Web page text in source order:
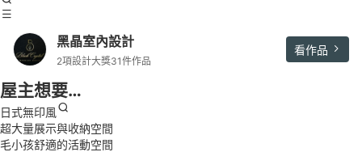
黑晶室內設計
2項設計大獎31件作品
看作品
屋主想要…
日式無印風
超大量展示與收納空間
毛小孩舒適的活動空間